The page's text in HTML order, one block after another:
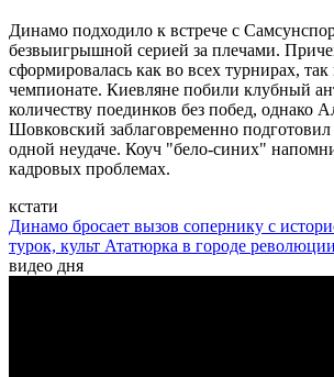
Динамо подходило к встрече с
безвыигрышной серией за плечами.
сформировалась как во всех турнирах, так
чемпионате. Киевляне побили клубный
количеству поединков без побед, однако
Шовковский заблаговременно
одной неудаче. Коуч "бело-синих"
кадровых проблемах.
кстати
Динамо бросает вызов сопернику с
турок, культ Ататюрка в городе
видео дня